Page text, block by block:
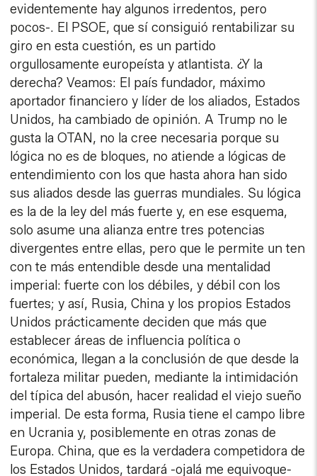
evidentemente hay algunos irredentos, pero
pocos-. El PSOE, que sí consiguió rentabilizar su
giro en esta cuestión, es un partido
orgullosamente europeísta y atlantista. ¿Y la
derecha? Veamos: El país fundador, máximo
aportador financiero y líder de los aliados, Estados
Unidos, ha cambiado de opinión. A Trump no le
gusta la OTAN, no la cree necesaria porque su
lógica no es de bloques, no atiende a lógicas de
entendimiento con los que hasta ahora han sido
sus aliados desde las guerras mundiales. Su lógica
es la de la ley del más fuerte y, en ese esquema,
solo asume una alianza entre tres potencias
divergentes entre ellas, pero que le permite un ten
con te más entendible desde una mentalidad
imperial: fuerte con los débiles, y débil con los
fuertes; y así, Rusia, China y los propios Estados
Unidos prácticamente deciden que más que
establecer áreas de influencia política o
económica, llegan a la conclusión de que desde la
fortaleza militar pueden, mediante la intimidación
del típica del abusón, hacer realidad el viejo sueño
imperial. De esta forma, Rusia tiene el campo libre
en Ucrania y, posiblemente en otras zonas de
Europa. China, que es la verdadera competidora de
los Estados Unidos, tardará -ojalá me equivoque-